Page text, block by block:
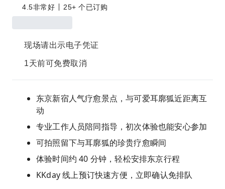
4.5非常好 25+ 个已订购
现场请出示电子凭证
1天前可免费取消
东京新宿人气疗愈景点，与可爱耳廓狐近距离互
动
专业工作人员陪同指导，初次体验也能安心参加
可拍照留下与耳廓狐的珍贵疗愈瞬间
体验时间约 40 分钟，轻松安排东京行程
KKday 线上预订快速方便，立即确认免排队